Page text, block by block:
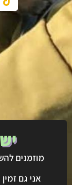
מוזמנים
אני גם